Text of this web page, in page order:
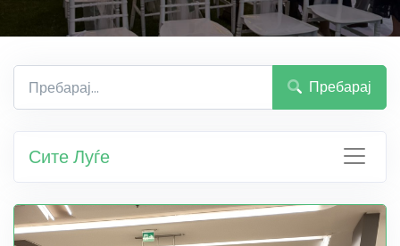
Пребарај
Сите Луѓе